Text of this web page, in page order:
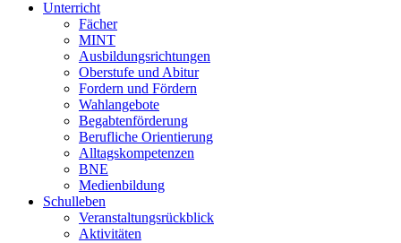
Unterricht
Fächer
MINT
Ausbildungsrichtungen
Oberstufe und Abitur
Fordern und Fördern
Wahlangebote
Begabtenförderung
Berufliche Orientierung
Alltagskompetenzen
BNE
Medienbildung
Schulleben
Veranstaltungsrückblick
Aktivitäten